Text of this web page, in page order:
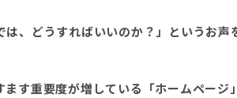
、どうすればいいのか？」というお声
す重要度が増している「ホームページ